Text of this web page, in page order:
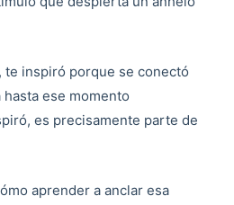
te inspiró porque se conectó
ese momento
es precisamente parte de
aprender a anclar esa